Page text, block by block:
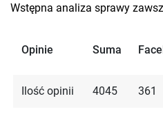
Wstępna analiza sprawy
Opinie Suma
Ilość opinii 4045 361